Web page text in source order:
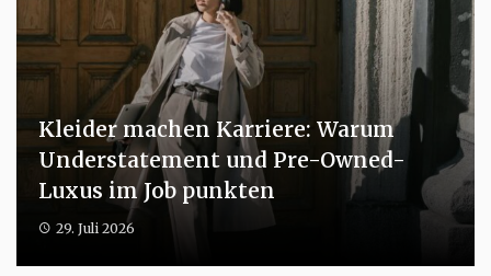
Kleider machen Karriere: Warum
Understatement und Pre-Owned-
Luxus im Job punkten
29. Juli 2026